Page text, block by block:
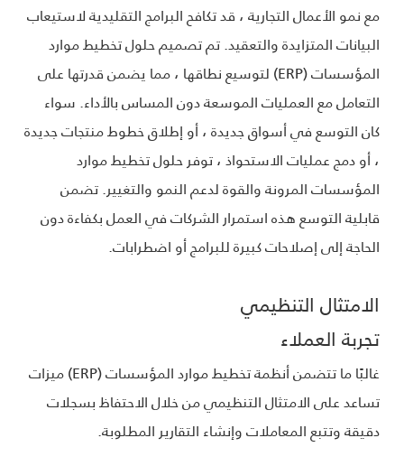
مع نمو الأعمال التجارية ، قد تكافح البرامج التقليدية لاستيعاب
البيانات المتزايدة والتعقيد. تم تصميم حلول تخطيط موارد
المؤسسات (ERP) لتوسيع نطاقها ، مما يضمن قدرتها على
التعامل مع العمليات الموسعة دون المساس بالأداء. سواء
كان التوسع في أسواق جديدة ، أو إطلاق خطوط منتجات جديدة
، أو دمج عمليات الاستحواذ ، توفر حلول تخطيط موارد
المؤسسات المرونة والقوة لدعم النمو والتغيير. تضمن
قابلية التوسع هذه استمرار الشركات في العمل بكفاءة دون
الحاجة إلى إصلاحات كبيرة للبرامج أو اضطرابات.
الامتثال التنظيمي
تجربة العملاء
غالبًا ما تتضمن أنظمة تخطيط موارد المؤسسات (ERP) ميزات
تساعد على الامتثال التنظيمي من خلال الاحتفاظ بسجلات
دقيقة وتتبع المعاملات وإنشاء التقارير المطلوبة.